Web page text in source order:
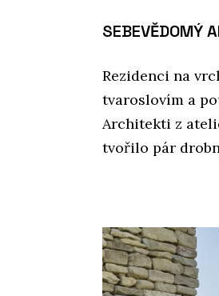
SEBEVĚDOMÝ
Rezidenci na
tvaroslovím a
Architekti z
tvořilo pár